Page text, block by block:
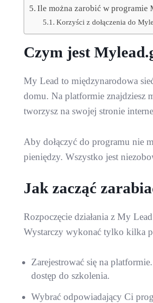
Ile można zarobić w programie
Korzyści z dołączenia do
Czym jest
My Lead to międzynarodowa
domu. Na platformie znajdziesz
tworzysz na swojej stronie
Aby dołączyć do programu nie
pieniędzy. Wszystko jest
Jak zacząć
Rozpoczęcie działania z My
Wystarczy wykonać tylko kilka
Zarejestrować się na
dostęp do szkolenia.
Wybrać odpowiadający Ci